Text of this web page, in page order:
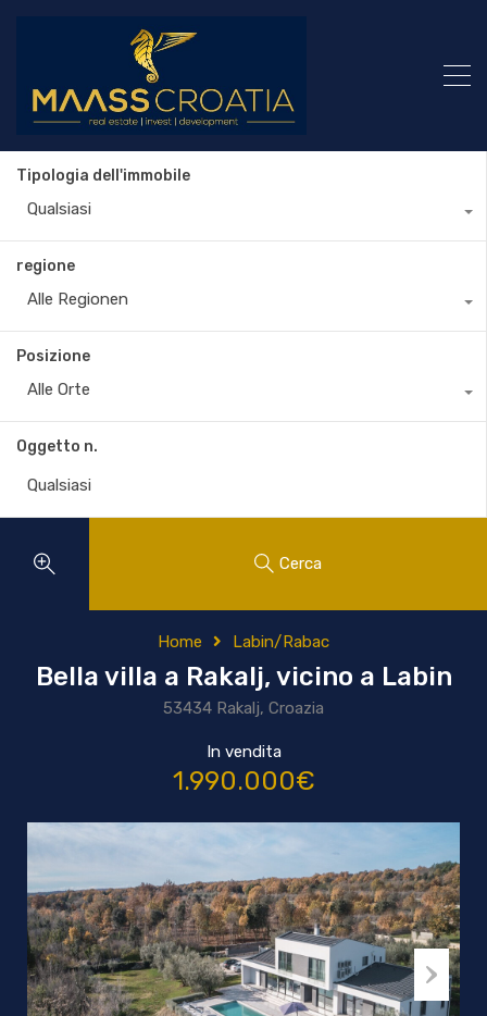
Tipologia dell'immobile
Qualsiasi
regione
Alle Regionen
Posizione
Alle Orte
Oggetto n.
Cerca
Home Labin/Rabac
Bella villa a Rakalj, vicino a Labin
53434 Rakalj, Croazia
In vendita
1.990.000€